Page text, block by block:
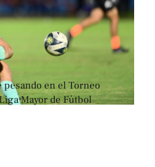
en el Torneo
Mayor de Fútbol